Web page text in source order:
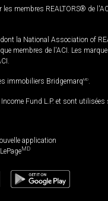
REALTORS® de
la National Association of
membres de l'ACI. Les
immobiliers BridgemarqMD
Fund L.P. et sont
application
MD